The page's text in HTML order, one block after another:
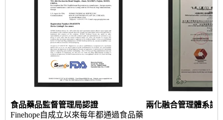
食品藥品監督管理局認證
兩化融合管理體系證
Finehope自成立以來每年都通過食品藥